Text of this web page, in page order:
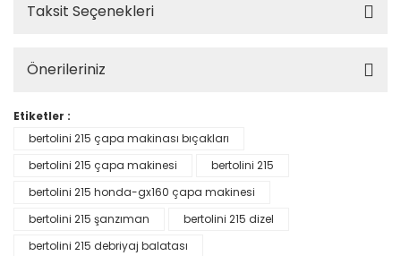
Taksit Seçenekleri
Önerileriniz
Etiketler :
bertolini 215 çapa makinası bıçakları
bertolini 215 çapa makinesi
bertolini 215
bertolini 215 honda-gx160 çapa makinesi
bertolini 215 şanzıman
bertolini 215 dizel
bertolini 215 debriyaj balatası